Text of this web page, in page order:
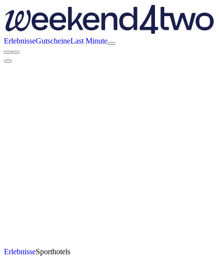
ErlebnisseGutscheineLast Minute
ErlebnisseSporthotels